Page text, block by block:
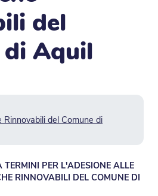
del
di Aquil
Rinnovabili del Comune di
PER L'ADESIONE ALLE
RINNOVABILI DEL COMUNE DI